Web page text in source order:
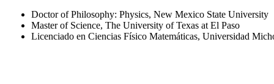
Doctor of Philosophy: Physics, New Mexico State University
Master of Science, The University of Texas at El Paso
Licenciado en Ciencias Físico Matemáticas, Universidad